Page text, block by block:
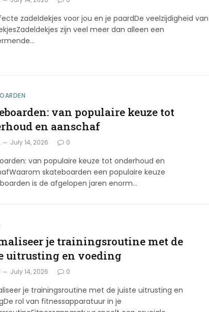
zadeldekjes voor jou en je paardDe veelzijdigheid van
zijn veel meer dan alleen een
van populaire keuze tot
en aanschaf
July 14, 2026 0
van populaire keuze tot onderhoud en
skateboarden een populaire keuze
is de afgelopen jaren enorm…
je trainingsroutine met de
uitrusting en voeding
July 14, 2026 0
je trainingsroutine met de juiste uitrusting en
rol van fitnessapparatuur in je